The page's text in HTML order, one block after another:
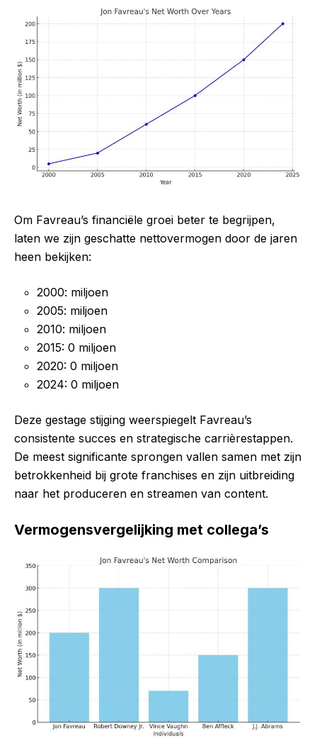
Om Favreau’s financiële groei beter te begrijpen,
laten we zijn geschatte nettovermogen door de jaren
heen bekijken:
2000: miljoen
2005: miljoen
2010: miljoen
2015: 0 miljoen
2020: 0 miljoen
2024: 0 miljoen
Deze gestage stijging weerspiegelt Favreau’s
consistente succes en strategische carrièrestappen.
De meest significante sprongen vallen samen met zijn
betrokkenheid bij grote franchises en zijn uitbreiding
naar het produceren en streamen van content.
Vermogensvergelijking met collega’s